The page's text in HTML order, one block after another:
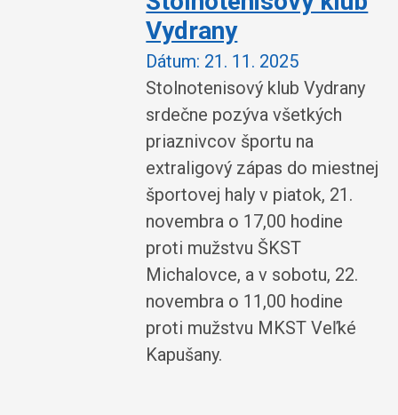
Vydrany
Dátum: 21. 11. 2025
Stolnotenisový klub Vydrany
srdečne pozýva všetkých
priaznivcov športu na
extraligový zápas do miestnej
športovej haly v piatok, 21.
novembra o 17,00 hodine
proti mužstvu ŠKST
Michalovce, a v sobotu, 22.
novembra o 11,00 hodine
proti mužstvu MKST Veľké
Kapušany.